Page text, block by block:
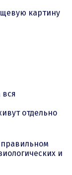
картину
отдельно
правильном
и